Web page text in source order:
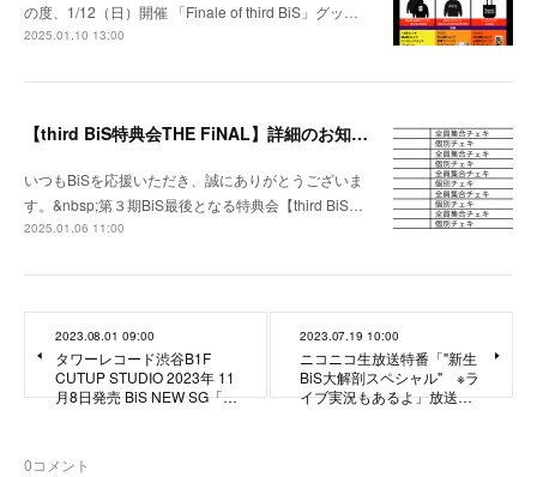
の度、1/12（日）開催 「Finale of third BiS」グッ…
2025.01.10 13:00
【third BiS特典会THE FiNAL】詳細のお知らせ
いつもBiSを応援いただき、誠にありがとうございま
す。&nbsp;第３期BiS最後となる特典会【third BiS…
2025.01.06 11:00
2023.08.01 09:00
タワーレコード渋谷B1F
CUTUP STUDIO 2023年 11
月8日発売 BiS NEW SG「…
2023.07.19 10:00
ニコニコ生放送特番「"新生
BiS大解剖スペシャル" ※ラ
イブ実況もあるよ」放送…
0コメント